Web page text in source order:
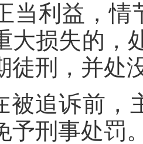
当利益，
大损失的，
徒刑，并处
被追诉前，
予刑事处罚